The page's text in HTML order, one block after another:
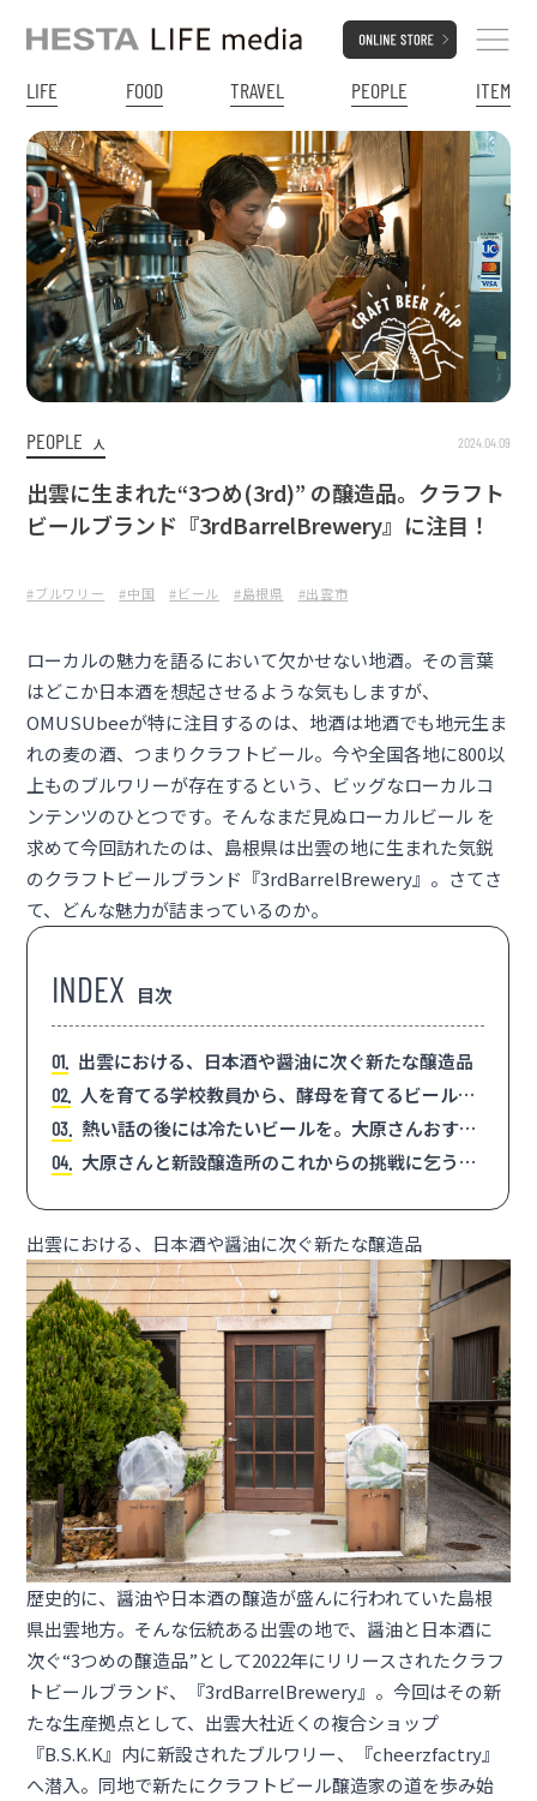
LIFE FOOD TRAVEL PEOPLE ITEM
PEOPLE 人 2024.04.09
出雲に生まれた“3つめ(3rd)” の醸造品。クラフト
ビールブランド『3rdBarrelBrewery』に注目！
#ブルワリー #中国 #ビール #島根県 #出雲市
ローカルの魅力を語るにおいて欠かせない地酒。その言葉
はどこか日本酒を想起させるような気もしますが、
OMUSUbeeが特に注目するのは、地酒は地酒でも地元生ま
れの⻨の酒、つまりクラフトビール。今や全国各地に800以
上ものブルワリーが存在するという、ビッグなローカルコ
ンテンツのひとつです。そんなまだ見ぬローカルビール を
求めて今回訪れたのは、島根県は出雲の地に生まれた気鋭
のクラフトビールブランド『3rdBarrelBrewery』。さてさ
て、どんな魅力が詰まっているのか。
目次
1 出雲における、日本酒や醤油に次ぐ新たな醸造品
2
人を育てる学校教員から、酵母を育てるビール醸
造家へ
3
熱い話の後には冷たいビールを。大原さんおすす
めの1杯で乾杯！
4 大原さんと新設醸造所のこれからの挑戦に乞うご
出雲における、日本酒や醤油に次ぐ新たな醸造品
歴史的に、醤油や日本酒の醸造が盛んに行われていた島根
県出雲地方。そんな伝統ある出雲の地で、醤油と日本酒に
次ぐ“3つめの醸造品”として2022年にリリースされたクラフ
トビールブランド、『3rdBarrelBrewery』。今回はその新
たな生産拠点として、出雲大社近くの複合ショップ
『B.S.K.K』内に新設されたブルワリー、『cheerzfactry』
へ潜入。同地で新たにクラフトビール醸造家の道を歩み始